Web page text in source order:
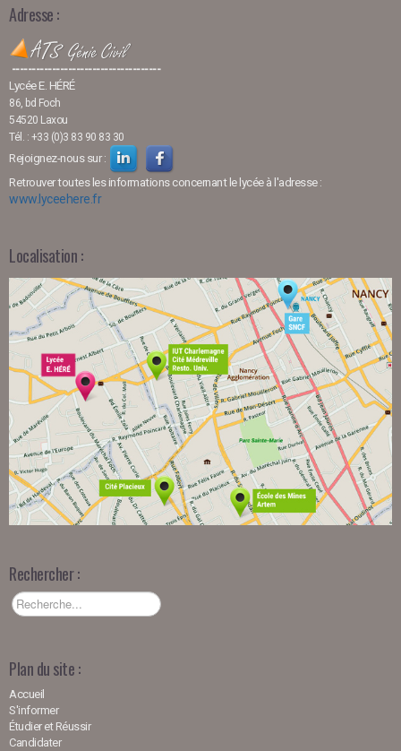
Adresse :
-------------------------------------
Lycée E. HÉRÉ
86, bd Foch
54520 Laxou
Tél. : +33 (0)3 83 90 83 30
Rejoignez-nous sur :
Retrouver toutes les informations concernant le lycée à l'adresse :
www.lyceehere.fr
Localisation :
Rechercher :
Plan du site :
Accueil
S'informer
Étudier et Réussir
Candidater